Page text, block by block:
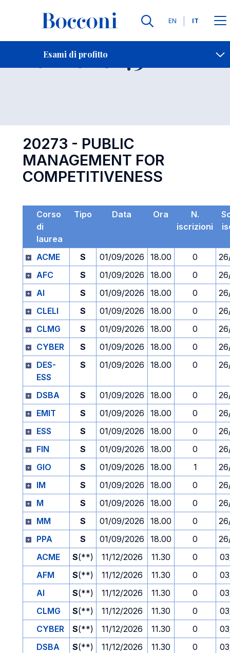
Lingue
EN IT
Esami di profitto
Contatti
Esame 20273 Open
20273 - PUBLIC
MANAGEMENT FOR
COMPETITIVENESS
Corso
di
laurea
Tipo Data Ora
N.
iscrizioni
ACME S 01/09/2026 18.00 0
AFC
S 01/09/2026 18.00 0
AI
S 01/09/2026 18.00 0
CLELI
S 01/09/2026 18.00 0
CLMG
S 01/09/2026 18.00 0
CYBER
S 01/09/2026 18.00 0
DES-
ESS
S 01/09/2026 18.00 0
DSBA S 01/09/2026 18.00 0
EMIT
S 01/09/2026 18.00 0
ESS
S 01/09/2026 18.00 0
FIN
S 01/09/2026 18.00 0
GIO
S 01/09/2026 18.00 1
IM
S 01/09/2026 18.00 0
M
S 01/09/2026 18.00 0
MM
S 01/09/2026 18.00 0
PPA
S 01/09/2026 18.00 0
ACME
S(**) 11/12/2026 11.30 0
AFM
S(**) 11/12/2026 11.30 0
AI
S(**) 11/12/2026 11.30 0
CLMG
S(**) 11/12/2026 11.30 0
CYBER
S(**) 11/12/2026 11.30 0
DSBA
S(**) 11/12/2026 11.30 0